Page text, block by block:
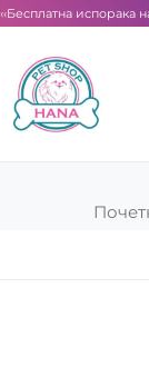
Бесплатна испорака